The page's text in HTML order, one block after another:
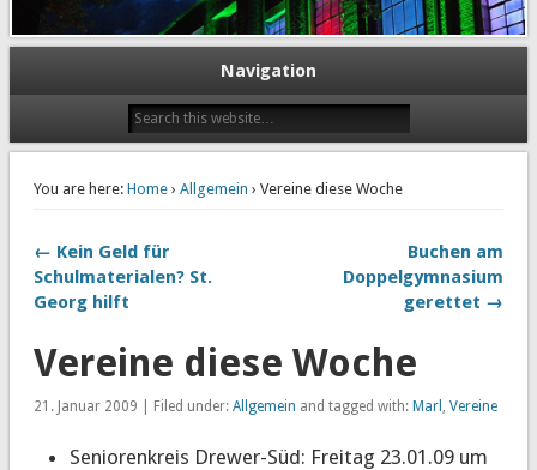
Navigation
You are here: Home› Allgemein › Vereine diese Woche
← Kein Geld für
Schulmaterialen? St.
Georg hilft
Buchen am
Doppelgymnasium
gerettet →
Vereine diese Woche
21. Januar 2009 | Filed under: Allgemein and tagged with: Marl Vereine
Seniorenkreis Drewer-Süd: Freitag 23.01.09 um